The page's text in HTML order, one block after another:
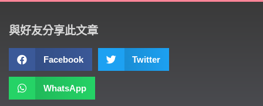
與好友分享此文章
Facebook Twitter
WhatsApp